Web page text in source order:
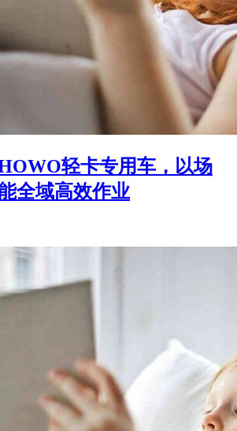
轻卡专用车，以场
全域高效作业